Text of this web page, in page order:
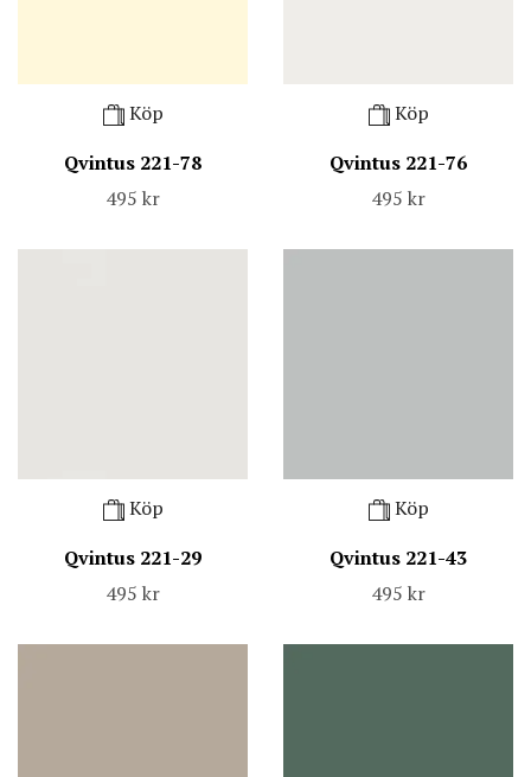
Köp
Qvintus 221-78
495 kr
Köp
Qvintus 221-76
495 kr
Köp
Qvintus 221-29
495 kr
Köp
Qvintus 221-43
495 kr